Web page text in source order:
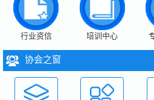
行业资信 培训中心
协会之窗